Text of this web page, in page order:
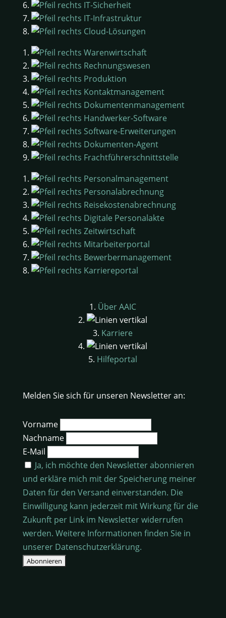
IT-Sicherheit
IT-Infrastruktur
Cloud-Lösungen
Warenwirtschaft
Rechnungswesen
Produktion
Kontaktmanagement
Dokumentenmanagement
Handwerker-Software
Software-Erweiterungen
Dokumenten-Agent
Frachtführerschnittstelle
Personalmanagement
Personalabrechnung
Reisekostenabrechnung
Digitale Personalakte
Zeitwirtschaft
Mitarbeiterportal
Bewerbermanagement
Karriereportal
Über AAIC
Karriere
Hilfeportal
Melden Sie sich für unseren Newsletter an:
Vorname
Nachname
E-Mail
Ja, ich möchte den Newsletter abonnieren
und erkläre mich mit der Speicherung meiner
Daten für den Versand einverstanden. Die
Einwilligung kann jederzeit mit Wirkung für die
Zukunft per Link im Newsletter widerrufen
werden. Weitere Informationen finden Sie in
unserer Datenschutzerklärung.